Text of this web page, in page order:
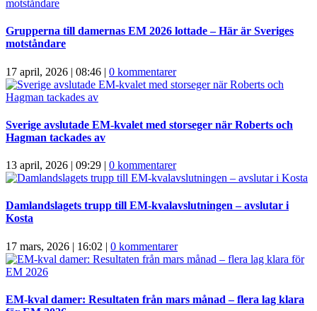
Grupperna till damernas EM 2026 lottade – Här är Sveriges
motståndare
17 april, 2026 | 08:46 | 0 kommentarer
Sverige avslutade EM-kvalet med storseger när Roberts och
Hagman tackades av
13 april, 2026 | 09:29 | 0 kommentarer
Damlandslagets trupp till EM-kvalavslutningen – avslutar i
Kosta
17 mars, 2026 | 16:02 | 0 kommentarer
EM-kval damer: Resultaten från mars månad – flera lag klara